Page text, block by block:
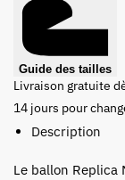
Guide des tailles
Livraison gratuite
14 jours pour
Description
Le ballon Replica